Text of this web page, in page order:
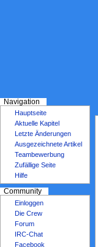
Navigation
Hauptseite
Aktuelle Kapitel
Letzte Änderungen
Ausgezeichnete Artikel
Teambewerbung
Zufällige Seite
Hilfe
Community
Einloggen
IRC-Chat